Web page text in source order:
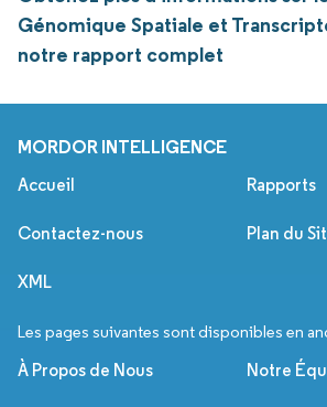
Génomique Spatiale et
notre rapport complet
MORDOR INTELLIGENCE
Accueil Rapports
Contactez-nous Plan du
XML
Les pages suivantes sont disponibles en
À Propos de Nous Notre